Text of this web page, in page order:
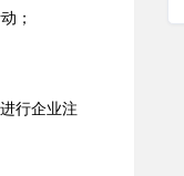
；
行企业注